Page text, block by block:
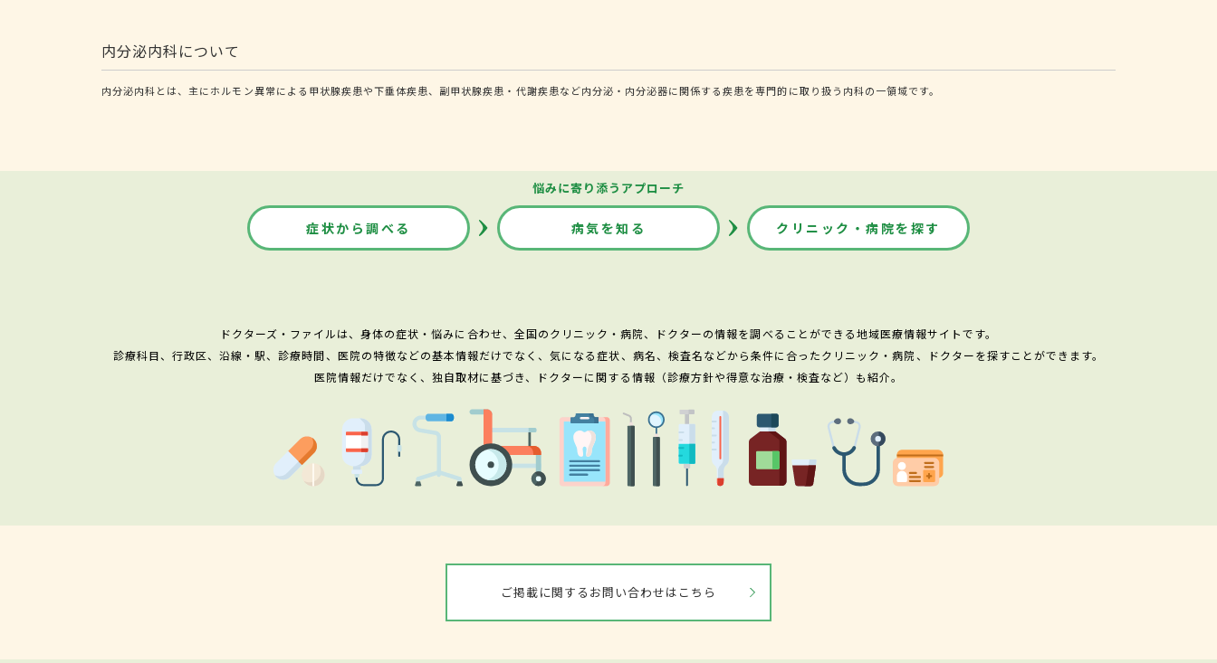
内分泌内科について
内分泌内科とは、主にホルモン異常による甲状腺疾患や下垂体疾患、副甲状腺疾患・代謝疾患など内分泌・内分泌器に関係する疾患を専門的に取り扱う内科の一領域です。
悩みに寄り添うアプローチ
症状から調べる 病気を知る クリニック・病院を探す
ドクターズ・ファイルは、身体の症状・悩みに合わせ、全国のクリニック・病院、ドクターの情報を調べることができる地域医療情報サイトです。
診療科目、行政区、沿線・駅、診療時間、医院の特徴などの基本情報だけでなく、気になる症状、病名、検査名などから条件に合ったクリニック・病院、ドクターを探すことができます。
医院情報だけでなく、独自取材に基づき、ドクターに関する情報（診療方針や得意な治療・検査など）も紹介。
ご掲載に関するお問い合わせはこちら